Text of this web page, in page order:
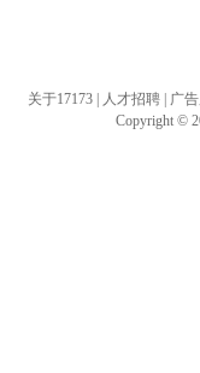
关于17173 人才招聘
广
Copyright ©